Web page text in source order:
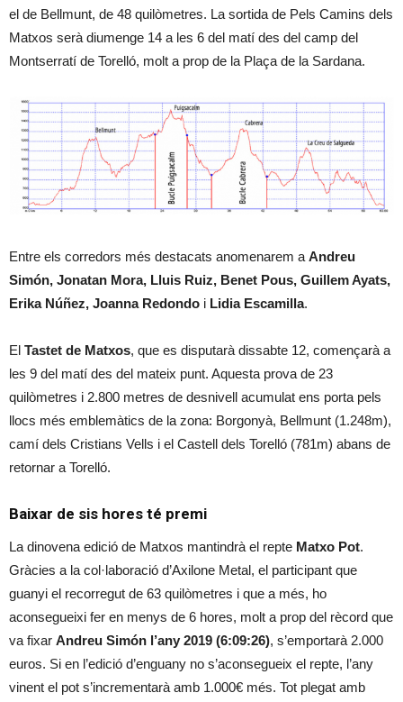
el de Bellmunt, de 48 quilòmetres. La sortida de Pels Camins dels
Matxos serà diumenge 14 a les 6 del matí des del camp del
Montserratí de Torelló, molt a prop de la Plaça de la Sardana.
Entre els corredors més destacats anomenarem a Andreu
Simón, Jonatan Mora, Lluis Ruiz, Benet Pous, Guillem Ayats,
Erika Núñez, Joanna Redondo i Lidia Escamilla.
El Tastet de Matxos, que es disputarà dissabte 12, començarà a
les 9 del matí des del mateix punt. Aquesta prova de 23
quilòmetres i 2.800 metres de desnivell acumulat ens porta pels
llocs més emblemàtics de la zona: Borgonyà, Bellmunt (1.248m),
camí dels Cristians Vells i el Castell dels Torelló (781m) abans de
retornar a Torelló.
Baixar de sis hores té premi
La dinovena edició de Matxos mantindrà el repte Matxo Pot.
Gràcies a la col·laboració d’Axilone Metal, el participant que
guanyi el recorregut de 63 quilòmetres i que a més, ho
aconsegueixi fer en menys de 6 hores, molt a prop del rècord que
va fixar Andreu Simón l’any 2019 (6:09:26), s’emportarà 2.000
euros. Si en l’edició d’enguany no s’aconsegueix el repte, l’any
vinent el pot s’incrementarà amb 1.000€ més. Tot plegat amb